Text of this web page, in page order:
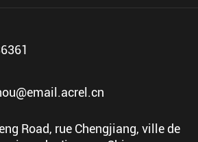
Road, rue Chengjiang, ville de